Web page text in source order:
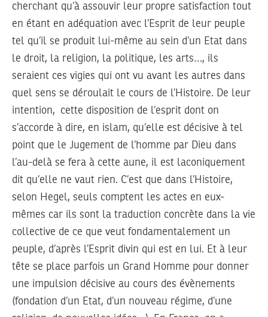
cherchant qu’à assouvir leur propre satisfaction tout
en étant en adéquation avec l’Esprit de leur peuple
tel qu’il se produit lui-même au sein d’un Etat dans
le droit, la religion, la politique, les arts…, ils
seraient ces vigies qui ont vu avant les autres dans
quel sens se déroulait le cours de l’Histoire. De leur
intention, cette disposition de l’esprit dont on
s’accorde à dire, en islam, qu’elle est décisive à tel
point que le Jugement de l’homme par Dieu dans
l’au-delà se fera à cette aune, il est laconiquement
dit qu’elle ne vaut rien. C’est que dans l’Histoire,
selon Hegel, seuls comptent les actes en eux-
mêmes car ils sont la traduction concrète dans la vie
collective de ce que veut fondamentalement un
peuple, d’après l’Esprit divin qui est en lui. Et à leur
tête se place parfois un Grand Homme pour donner
une impulsion décisive au cours des évènements
(fondation d’un Etat, d’un nouveau régime, d’une